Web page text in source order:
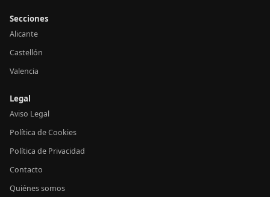
Secciones
Alicante
Castellón
Valencia
Legal
Aviso Legal
Política de Cookies
Política de Privacidad
Contacto
Quiénes somos